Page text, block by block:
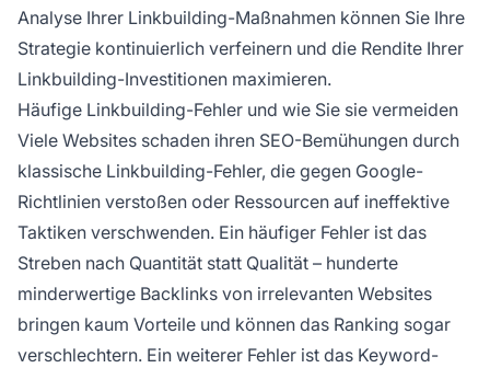
Analyse Ihrer Linkbuilding-Maßnahmen können Sie Ihre
Strategie kontinuierlich verfeinern und die Rendite Ihrer
Linkbuilding-Investitionen maximieren.
Häufige Linkbuilding-Fehler und wie Sie sie vermeiden
Viele Websites schaden ihren SEO-Bemühungen durch
klassische Linkbuilding-Fehler, die gegen Google-
Richtlinien verstoßen oder Ressourcen auf ineffektive
Taktiken verschwenden. Ein häufiger Fehler ist das
Streben nach Quantität statt Qualität – hunderte
minderwertige Backlinks von irrelevanten Websites
bringen kaum Vorteile und können das Ranking sogar
verschlechtern. Ein weiterer Fehler ist das Keyword-